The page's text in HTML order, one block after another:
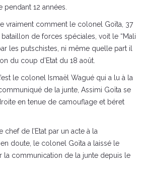
12 années.
vraiment comment le colonel Goïta, 37
bataillon de forces spéciales, voit le “Mali
les putschistes, ni même quelle part il
du coup d’Etat du 18 août.
le colonel Ismaël Wagué qui a lu à la
de la junte, Assimi Goïta se
en tenue de camouflage et béret
chef de l’Etat par un acte à la
doute, le colonel Goïta a laissé le
la communication de la junte depuis le